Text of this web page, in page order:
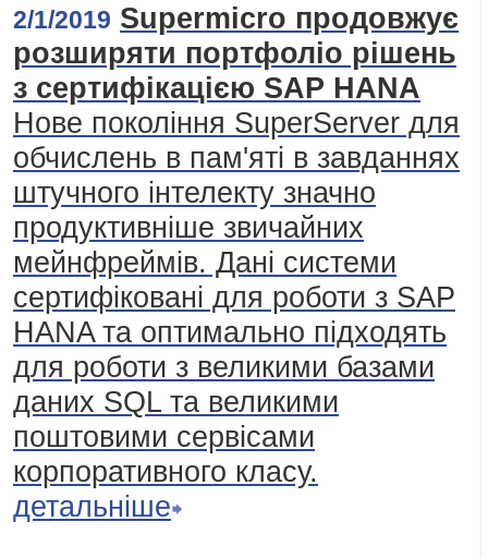
2/1/2019 Supermicro продовжує
розширяти портфоліо рішень
з сертифікацією SAP HANA
Нове покоління SuperServer для
обчислень в пам'яті в завданнях
штучного інтелекту значно
продуктивніше звичайних
мейнфреймів. Дані системи
сертифіковані для роботи з SAP
HANA та оптимально підходять
для роботи з великими базами
даних SQL та великими
поштовими сервісами
корпоративного класу.
детальніше